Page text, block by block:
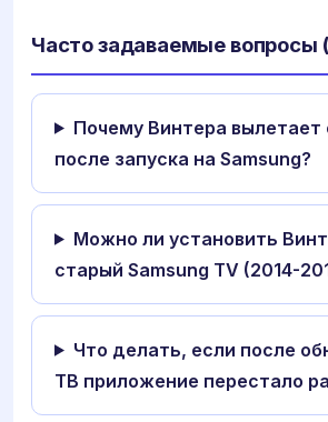
Часто задаваемые вопросы
Почему Винтера вылетает
после запуска на Samsung?
Можно ли установить
старый Samsung TV (2014-
Что делать, если после
ТВ приложение перестало